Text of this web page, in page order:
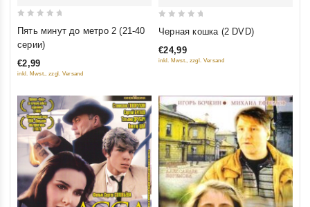
5
Пять минут до метро 2 (21-40
серии)
€2,99
inkl. Mwst., zzgl. Versand
out
of
Черная кошка (2 DVD)
€24,99
inkl. Mwst., zzgl. Versand